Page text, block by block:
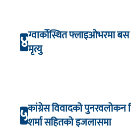
४ग्वार्कोस्थित फ्लाइओभरमा
मृत्यु
५कांग्रेस विवादको पुनरवलोकन
शर्मा सहितको इजलासमा